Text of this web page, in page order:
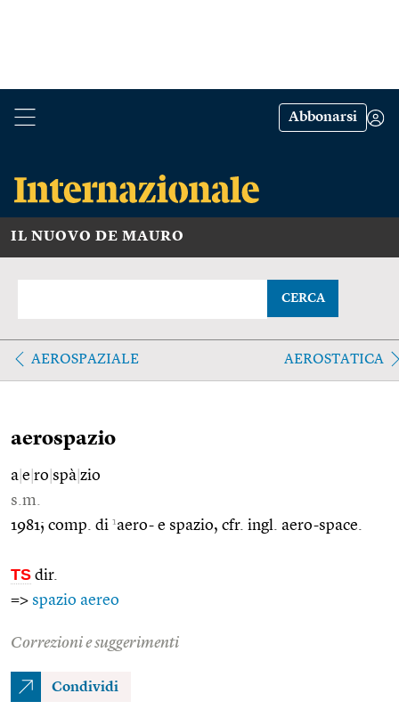
Abbonarsi
IL NUOVO DE MAURO
CERCA
AEROSPAZIALE AEROSTATICA
aerospazio
a e ro spà zio
s.m.
1981; comp. di 1aero- e spazio, cfr. ingl. aero-space.
TS dir.
=> spazio aereo
Correzioni e suggerimenti
Condividi